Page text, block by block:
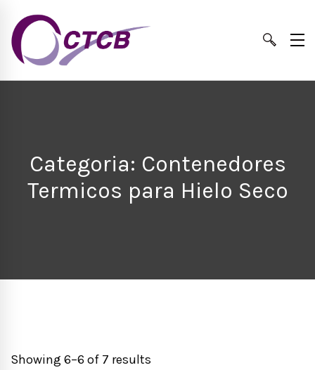
Categoria: Contenedores
Termicos para Hielo Seco
Showing 6–6 of 7 results